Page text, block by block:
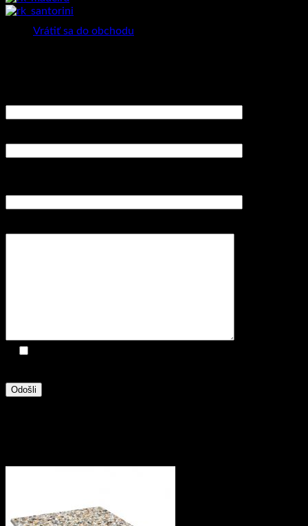
Žiadne produkty v košíku.
Vrátiť sa do obchodu